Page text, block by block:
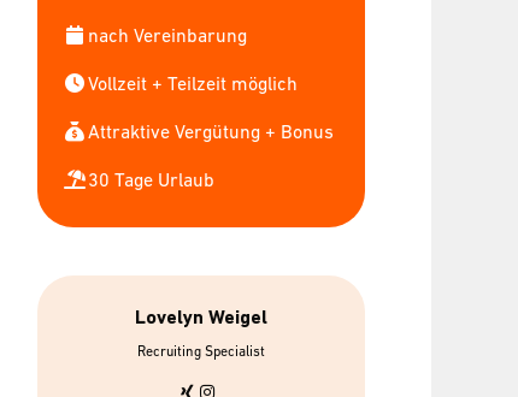
bis zu 7 gratis
Mitarbeiterbrillen
nach Vereinbarung
Vollzeit + Teilzeit möglich
Attraktive Vergütung + Bonus
30 Tage Urlaub
Lovelyn Weigel
Recruiting Specialist